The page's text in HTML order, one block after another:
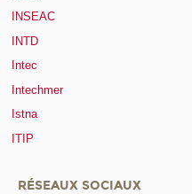
INSEAC
INTD
Intec
Intechmer
Istna
ITIP
RÉSEAUX SOCIAUX